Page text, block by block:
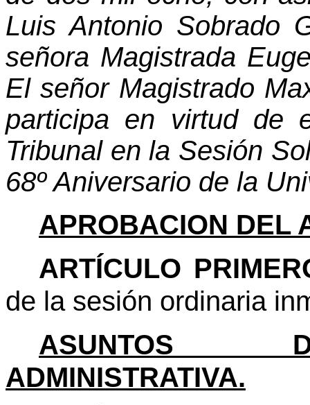
Luis Antonio Sobrado
señora Magistrada
El señor Magistrado
participa en virtud de
Tribunal en la Sesión
68º Aniversario de la
APROBACION DEL
ARTÍCULO
de la sesión ordinaria
ASUNTOS
ADMINISTRATIVA.